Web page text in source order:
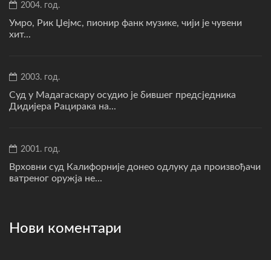
2004. год.
Умро, Рик Џејмс, пионир фанк музике, чији је чувени
хит...
2003. год.
Суд у Мадагаскару осудио је бившег предсједника
Дидијера Рацирака на...
2001. год.
Врховни суд Калифорније донео одлуку да произвођачи
ватреног оружја не...
Нови коментари